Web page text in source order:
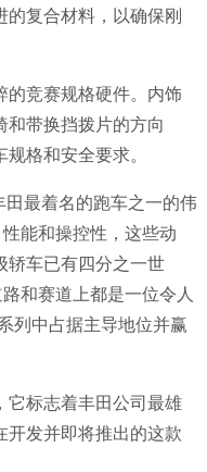
的复合材料，以确保刚
竞赛规格硬件。内饰
带换挡拨片的方向
格和安全要求。
最着名的跑车之一的伟
能和操控性，这些动
轿车已有四分之一世
和赛道上都是一位令人
列中占据主导地位并赢
它标志着丰田公司最雄
发并即将推出的这款